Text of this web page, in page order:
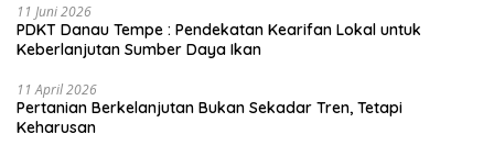
11 Juni 2026
PDKT Danau Tempe : Pendekatan Kearifan Lokal untuk
Keberlanjutan Sumber Daya Ikan
11 April 2026
Pertanian Berkelanjutan Bukan Sekadar Tren, Tetapi
Keharusan